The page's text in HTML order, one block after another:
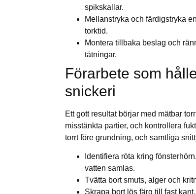
spikskallar.
Mellanstryka och färdigstryka
torktid.
Montera tillbaka beslag och
tätningar.
Förarbete som
snickeri
Ett gott resultat börjar med mätbar
misstänkta partier, och kontrollera
torrt före grundning, och samtliga
Identifiera röta kring
vatten samlas.
Tvätta bort smuts, alger och
Skrapa bort lös färg till fast